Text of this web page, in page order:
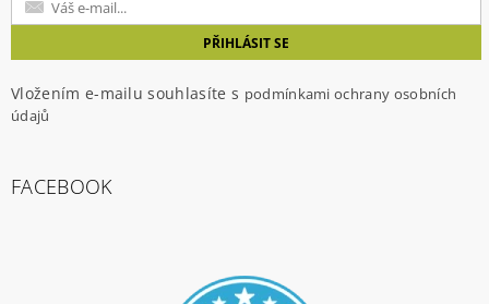
Vložením e-mailu souhlasíte s podmínkami ochrany osobních
údajů
FACEBOOK